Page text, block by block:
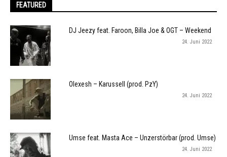
FEATURED
DJ Jeezy feat. Faroon, Billa Joe & OGT – Weekend
24. Juni 2022
Olexesh – Karussell (prod. PzY)
24. Juni 2022
Umse feat. Masta Ace – Unzerstörbar (prod. Umse)
24. Juni 2022